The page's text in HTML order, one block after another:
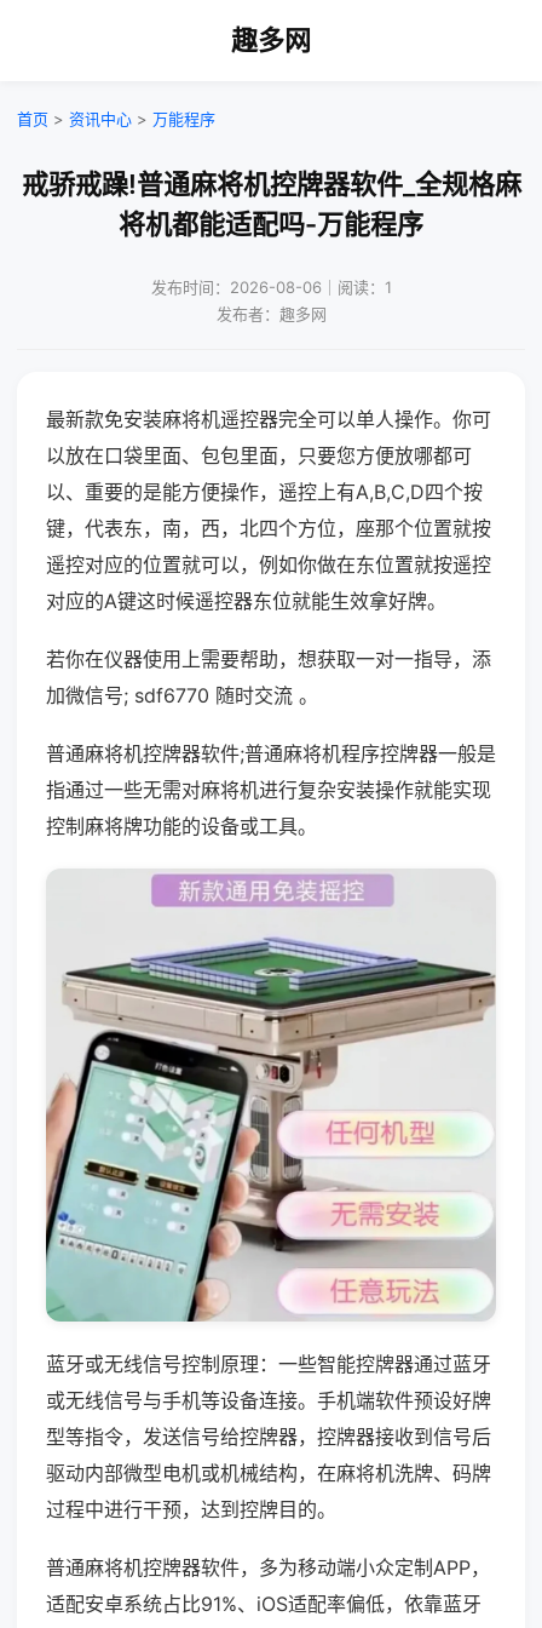
趣多网
首页 > 资讯中心 > 万能程序
戒骄戒躁!普通麻将机控牌器软件_全规格麻
将机都能适配吗-万能程序
发布时间：2026-08-06｜阅读：1
发布者：趣多网
最新款免安装麻将机遥控器完全可以单人操作。你可
以放在口袋里面、包包里面，只要您方便放哪都可
以、重要的是能方便操作，遥控上有A,B,C,D四个按
键，代表东，南，西，北四个方位，座那个位置就按
遥控对应的位置就可以，例如你做在东位置就按遥控
对应的A键这时候遥控器东位就能生效拿好牌。
若你在仪器使用上需要帮助，想获取一对一指导，添
加微信号; sdf6770 随时交流 。
普通麻将机控牌器软件;普通麻将机程序控牌器一般是
指通过一些无需对麻将机进行复杂安装操作就能实现
控制麻将牌功能的设备或工具。
蓝牙或无线信号控制原理：一些智能控牌器通过蓝牙
或无线信号与手机等设备连接。手机端软件预设好牌
型等指令，发送信号给控牌器，控牌器接收到信号后
驱动内部微型电机或机械结构，在麻将机洗牌、码牌
过程中进行干预，达到控牌目的。
普通麻将机控牌器软件，多为移动端小众定制APP，
适配安卓系统占比91%、iOS适配率偏低，依靠蓝牙